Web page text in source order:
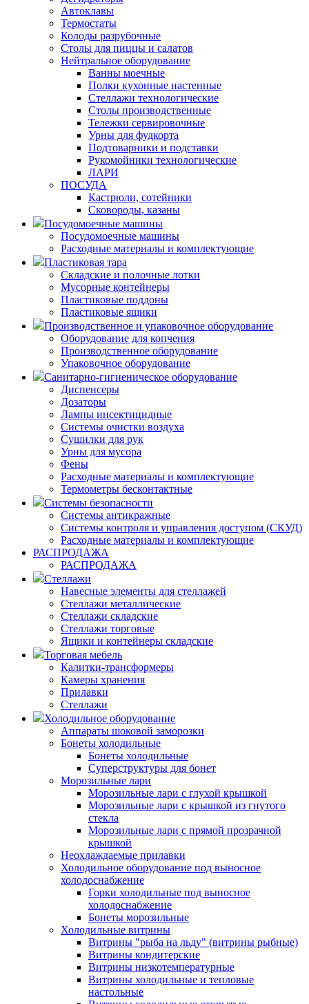
Автоклавы
Термостаты
Колоды разрубочные
Столы для пиццы и салатов
Нейтральное оборудование
Ванны моечные
Полки кухонные настенные
Стеллажи технологические
Столы производственные
Тележки сервировочные
Урны для фудкорта
Подтоварники и подставки
Рукомойники технологические
ЛАРИ
ПОСУДА
Кастрюли, сотейники
Сковороды, казаны
Посудомоечные машины
Посудомоечные машины
Расходные материалы и комплектующие
Пластиковая тара
Складские и полочные лотки
Мусорные контейнеры
Пластиковые поддоны
Пластиковые ящики
Производственное и упаковочное оборудование
Оборудование для копчения
Производственное оборудование
Упаковочное оборудование
Санитарно-гигиеническое оборудование
Диспенсеры
Дозаторы
Лампы инсектицидные
Системы очистки воздуха
Сушилки для рук
Урны для мусора
Фены
Расходные материалы и комплектующие
Термометры бесконтактные
Системы безопасности
Системы антикражные
Системы контроля и управления доступом (СКУД)
Расходные материалы и комплектующие
РАСПРОДАЖА
РАСПРОДАЖА
Стеллажи
Навесные элементы для стеллажей
Стеллажи металлические
Стеллажи складские
Стеллажи торговые
Ящики и контейнеры складские
Торговая мебель
Калитки-трансформеры
Камеры хранения
Прилавки
Стеллажи
Холодильное оборудование
Аппараты шоковой заморозки
Бонеты холодильные
Бонеты холодильные
Суперструктуры для бонет
Морозильные лари
Морозильные лари с глухой крышкой
Морозильные лари с крышкой из гнутого
стекла
Морозильные лари с прямой прозрачной
крышкой
Неохлаждаемые прилавки
Холодильное оборудование под выносное
холодоснабжение
Горки холодильные под выносное
холодоснабжение
Бонеты морозильные
Холодильные витрины
Витрины "рыба на льду" (витрины рыбные)
Витрины кондитерские
Витрины низкотемпературные
Витрины холодильные и тепловые
настольные